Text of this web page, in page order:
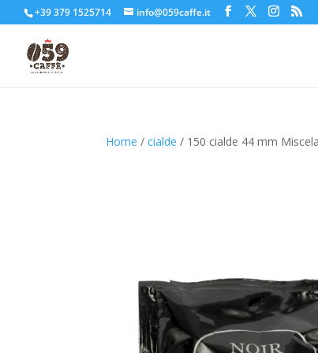
+39 379 1525714 info@059caffe.it
Home /cialde / 150 cialde 44 mm